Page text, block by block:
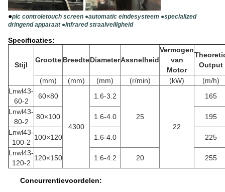
●plc controletouch screen ●automatic eindesysteem ●specialized
dringend apparaat ●infrared straalveiligheid
Specificaties:
Stijl
Grootte BreedteDiameterAssnelheid
Vermogen
van
Motor
Output
(mm)
(mm) (mm) (r/min) (kW)
(m/h)
Lnwl43-
60-2
60×80
4300
1.6-3.2
25
22
165
Lnwl43-
80-2
80×100 1.6-4.0
195
Lnwl43-
100-2
100×120 1.6-4.0
225
Lnwl43-
120-2
120×150 1.6-4.2 20 255
Concurrentievoordelen: